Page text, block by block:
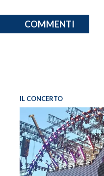
COMMENTI
IL CONCERTO